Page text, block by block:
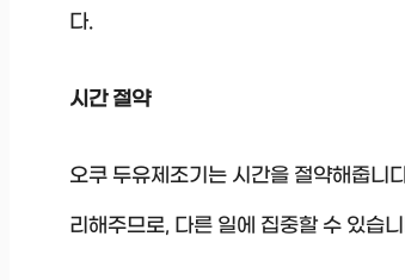
다.
시간 절약
오쿠 두유제조기는 시간을 절약해줍니
리해주므로, 다른 일에 집중할 수 있습